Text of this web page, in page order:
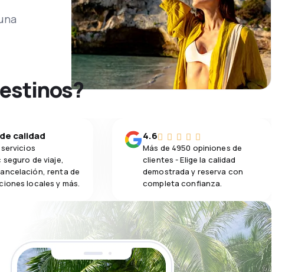
calidad
de viaje,
renta de
locales y más.
4.6
Más de 4950 opiniones de
clientes - Elige la calidad
demostrada y reserva con
completa confianza.